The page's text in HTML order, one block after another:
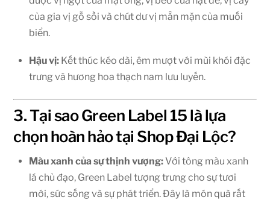
của gia vị gỗ sồi và chút dư vị mằn mặn của muối
biển.
Hậu vị: Kết thúc kéo dài, êm mượt với mùi khói đặc
trưng và hương hoa thạch nam lưu luyến.
3. Tại sao Green Label 15 là lựa
chọn hoàn hảo tại Shop Đại Lộc?
Màu xanh của sự thịnh vượng:Với tông màu xanh
lá chủ đạo, Green Label tượng trưng cho sự tươi
mới, sức sống và sự phát triển. Đây là món quà rất